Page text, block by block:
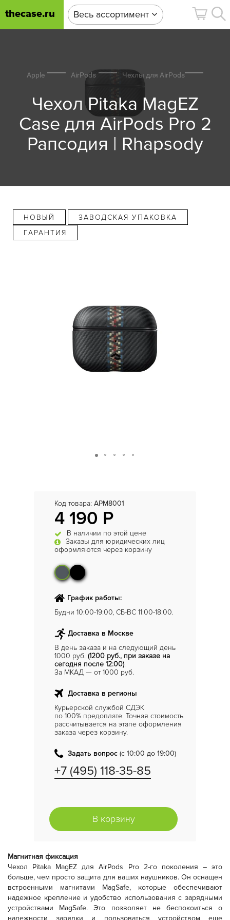
thecase.ru Весь ассортимент
Apple AirPods Чехлы для AirPods
Чехол Pitaka MagEZ
Case для AirPods Pro 2
Рапсодия | Rhapsody
НОВЫЙ
ЗАВОДСКАЯ УПАКОВКА
ГАРАНТИЯ
Код товара: APM8001
4 190 Р
В наличии по этой цене
Заказы для юридических лиц
оформляются через корзину
График работы:
Будни 10:00-19:00, СБ-ВС 11:00-18:00.
Доставка в Москве
В день заказа и на следующий день
1000 руб. (1200 руб., при заказе на
сегодня после 12:00).
За МКАД — от 1000 руб.
Доставка в регионы
Курьерской службой СДЭК
по 100% предоплате. Точная стоимость
рассчитывается на этапе оформления
заказа через корзину.
Задать вопрос (с 10:00 до 19:00)
+7 (495) 118-35-85
В корзину
Магнитная фиксация
Чехол Pitaka MagEZ для AirPods Pro 2-го поколения – это
больше, чем просто защита для ваших наушников. Он оснащен
встроенными магнитами MagSafe, которые обеспечивают
надежное крепление и удобство использования с зарядными
устройствами MagSafe. Это позволяет не беспокоиться о
надежности зарядки и пользоваться устройством еще